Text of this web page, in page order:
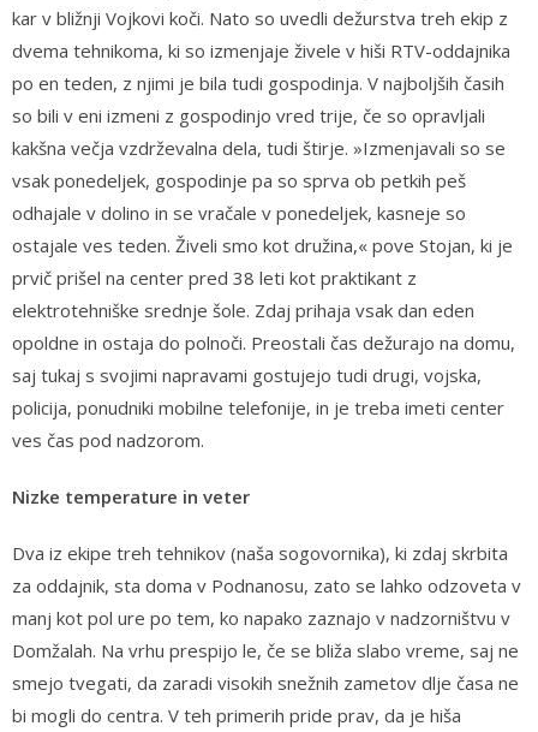
kar v bližnji Vojkovi koči. Nato so uvedli dežurstva treh ekip z
dvema tehnikoma, ki so izmenjaje živele v hiši RTV-oddajnika
po en teden, z njimi je bila tudi gospodinja. V najboljših časih
so bili v eni izmeni z gospodinjo vred trije, če so opravljali
kakšna večja vzdrževalna dela, tudi štirje. »Izmenjavali so se
vsak ponedeljek, gospodinje pa so sprva ob petkih peš
odhajale v dolino in se vračale v ponedeljek, kasneje so
ostajale ves teden. Živeli smo kot družina,« pove Stojan, ki je
prvič prišel na center pred 38 leti kot praktikant z
elektrotehniške srednje šole. Zdaj prihaja vsak dan eden
opoldne in ostaja do polnoči. Preostali čas dežurajo na domu,
saj tukaj s svojimi napravami gostujejo tudi drugi, vojska,
policija, ponudniki mobilne telefonije, in je treba imeti center
ves čas pod nadzorom.
Nizke temperature in veter
Dva iz ekipe treh tehnikov (naša sogovornika), ki zdaj skrbita
za oddajnik, sta doma v Podnanosu, zato se lahko odzoveta v
manj kot pol ure po tem, ko napako zaznajo v nadzorništvu v
Domžalah. Na vrhu prespijo le, če se bliža slabo vreme, saj ne
smejo tvegati, da zaradi visokih snežnih zametov dlje časa ne
bi mogli do centra. V teh primerih pride prav, da je hiša